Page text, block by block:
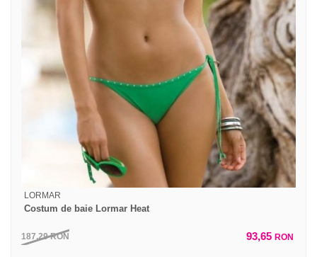
LORMAR
Costum de baie Lormar Heat
187,29RON 93,65 RON